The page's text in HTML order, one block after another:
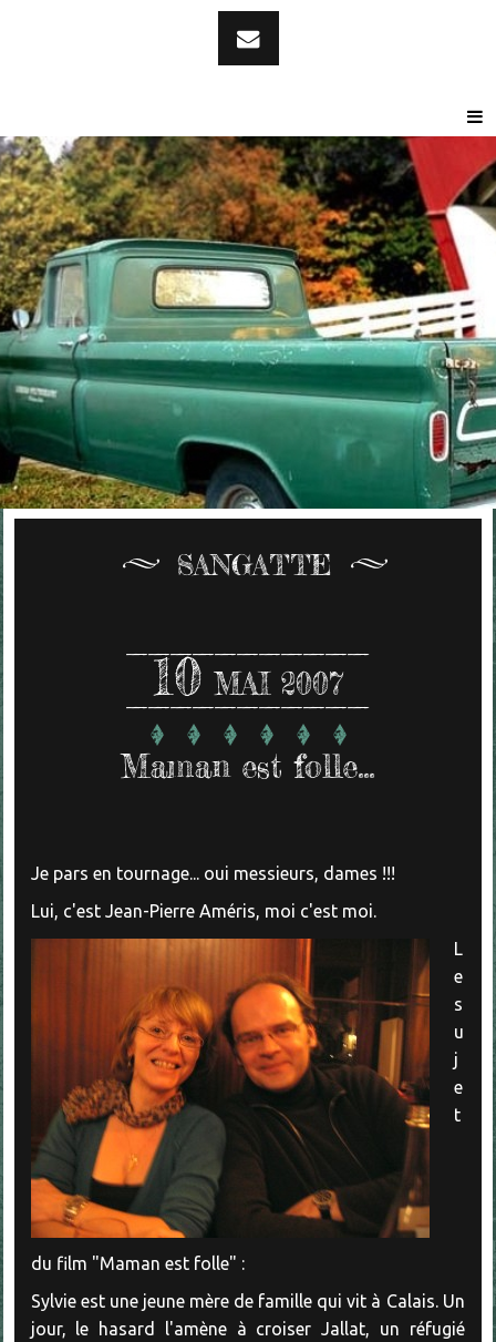
SANGATTE
10 MAI 2007
Maman est folle...
Je pars en tournage... oui messieurs, dames !!!
Lui, c'est Jean-Pierre Améris, moi c'est moi.
L
e
s
u
j
e
t
du film "Maman est folle" :
Sylvie est une jeune mère de famille qui vit à Calais. Un
jour, le hasard l'amène à croiser Jallat, un réfugié